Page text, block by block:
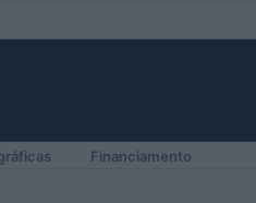
Financiamento